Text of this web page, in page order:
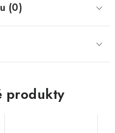
(0)
produkty